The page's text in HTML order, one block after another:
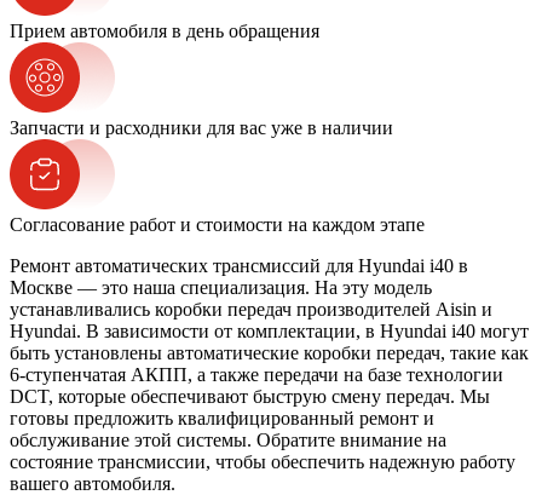
Прием автомобиля в день обращения
Запчасти и расходники для вас уже в наличии
Согласование работ и стоимости на каждом этапе
Ремонт автоматических трансмиссий для Hyundai i40 в
Москве — это наша специализация. На эту модель
устанавливались коробки передач производителей Aisin и
Hyundai. В зависимости от комплектации, в Hyundai i40 могут
быть установлены автоматические коробки передач, такие как
6-ступенчатая АКПП, а также передачи на базе технологии
DCT, которые обеспечивают быструю смену передач. Мы
готовы предложить квалифицированный ремонт и
обслуживание этой системы. Обратите внимание на
состояние трансмиссии, чтобы обеспечить надежную работу
вашего автомобиля.